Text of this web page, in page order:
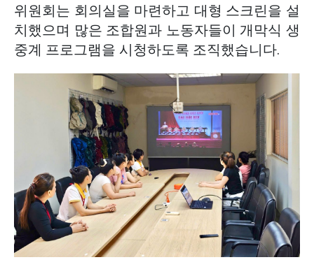
위원회는 회의실을 마련하고 대형 스크린을 설
치했으며 많은 조합원과 노동자들이 개막식 생
중계 프로그램을 시청하도록 조직했습니다.